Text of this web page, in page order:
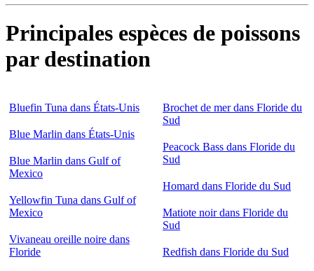
Principales espèces de poissons
par destination
Bluefin Tuna dans États-Unis
Blue Marlin dans États-Unis
Blue Marlin dans Gulf of
Mexico
Yellowfin Tuna dans Gulf of
Mexico
Vivaneau oreille noire dans
Floride
Brochet de mer dans Floride du
Sud
Peacock Bass dans Floride du
Sud
Homard dans Floride du Sud
Matiote noir dans Floride du
Sud
Redfish dans Floride du Sud